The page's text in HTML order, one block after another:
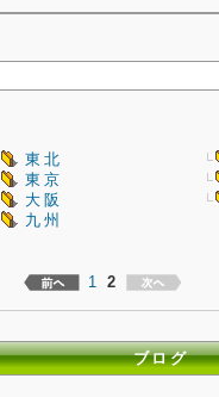
東北
東京
大阪
九州
1 2
ブログ